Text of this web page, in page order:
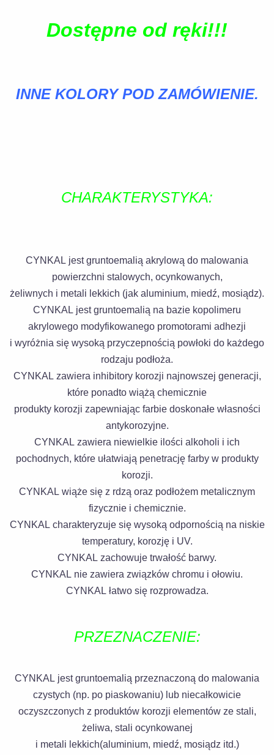
Dostępne od ręki!!!
INNE KOLORY POD ZAMÓWIENIE.
CHARAKTERYSTYKA:
CYNKAL jest gruntoemalią akrylową do malowania
powierzchni stalowych, ocynkowanych,
żeliwnych i metali lekkich (jak aluminium, miedź, mosiądz).
CYNKAL jest gruntoemalią na bazie kopolimeru
akrylowego modyfikowanego promotorami adhezji
i wyróżnia się wysoką przyczepnością powłoki do każdego
rodzaju podłoża.
CYNKAL zawiera inhibitory korozji najnowszej generacji,
które ponadto wiążą chemicznie
produkty korozji zapewniając farbie doskonałe własności
antykorozyjne.
CYNKAL zawiera niewielkie ilości alkoholi i ich
pochodnych, które ułatwiają penetrację farby w produkty
korozji.
CYNKAL wiąże się z rdzą oraz podłożem metalicznym
fizycznie i chemicznie.
CYNKAL charakteryzuje się wysoką odpornością na niskie
temperatury, korozję i UV.
CYNKAL zachowuje trwałość barwy.
CYNKAL nie zawiera związków chromu i ołowiu.
CYNKAL łatwo się rozprowadza.
PRZEZNACZENIE:
CYNKAL jest gruntoemalią przeznaczoną do malowania
czystych (np. po piaskowaniu) lub niecałkowicie
oczyszczonych z produktów korozji elementów ze stali,
żeliwa, stali ocynkowanej
i metali lekkich(aluminium, miedź, mosiądz itd.)